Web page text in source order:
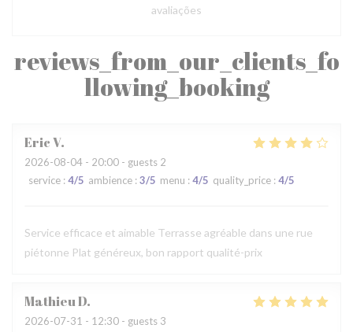
reviews_from_our_clients_fo
llowing_booking
EricV
2026-08-04 - 20:00 - guests 2
service : 4/5 ambience : 3/5 menu : 4/5 quality_price : 4/5
Service efficace et aimable Terrasse agréable dans une rue
piétonne Plat généreux, bon rapport qualité-prix
MathieuD
2026-07-31 - 12:30 - guests 3
avaliações